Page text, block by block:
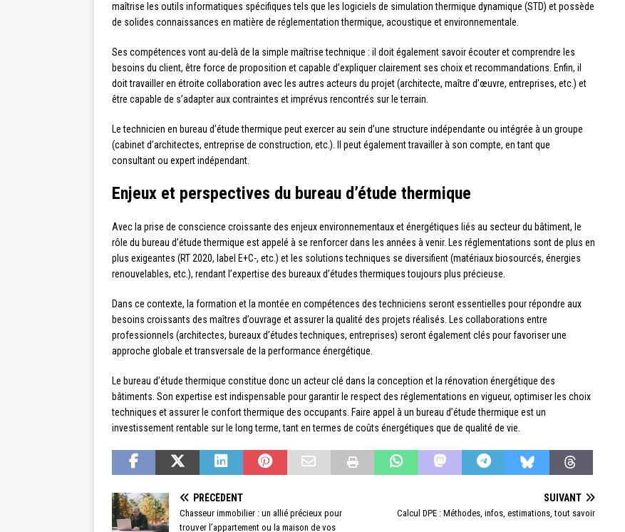
maîtrise les outils informatiques spécifiques tels que les logiciels de simulation thermique dynamique (STD) et possède
de solides connaissances en matière de réglementation thermique, acoustique et environnementale.
Ses compétences vont au-delà de la simple maîtrise technique : il doit également savoir écouter et comprendre les
besoins du client, être force de proposition et capable d’expliquer clairement ses choix et recommandations. Enfin, il
doit travailler en étroite collaboration avec les autres acteurs du projet (architecte, maître d’œuvre, entreprises, etc.) et
être capable de s’adapter aux contraintes et imprévus rencontrés sur le terrain.
Le technicien en bureau d’étude thermique peut exercer au sein d’une structure indépendante ou intégrée à un groupe
(cabinet d’architectes, entreprise de construction, etc.). Il peut également travailler à son compte, en tant que
consultant ou expert indépendant.
Enjeux et perspectives du bureau d’étude thermique
Avec la prise de conscience croissante des enjeux environnementaux et énergétiques liés au secteur du bâtiment, le
rôle du bureau d’étude thermique est appelé à se renforcer dans les années à venir. Les réglementations sont de plus en
plus exigeantes (RT 2020, label E+C-, etc.) et les solutions techniques se diversifient (matériaux biosourcés, énergies
renouvelables, etc.), rendant l’expertise des bureaux d’études thermiques toujours plus précieuse.
Dans ce contexte, la formation et la montée en compétences des techniciens seront essentielles pour répondre aux
besoins croissants des maîtres d’ouvrage et assurer la qualité des projets réalisés. Les collaborations entre
professionnels (architectes, bureaux d’études techniques, entreprises) seront également clés pour favoriser une
approche globale et transversale de la performance énergétique.
Le bureau d’étude thermique constitue donc un acteur clé dans la conception et la rénovation énergétique des
bâtiments. Son expertise est indispensable pour garantir le respect des réglementations en vigueur, optimiser les choix
techniques et assurer le confort thermique des occupants. Faire appel à un bureau d’étude thermique est un
investissement rentable sur le long terme, tant en termes de coûts énergétiques que de qualité de vie.
PRÉCÉDENT
Chasseur immobilier : un allié précieux pour
trouver l’appartement ou la maison de vos
SUIVANT
Calcul DPE : Méthodes, infos, estimations, tout savoir